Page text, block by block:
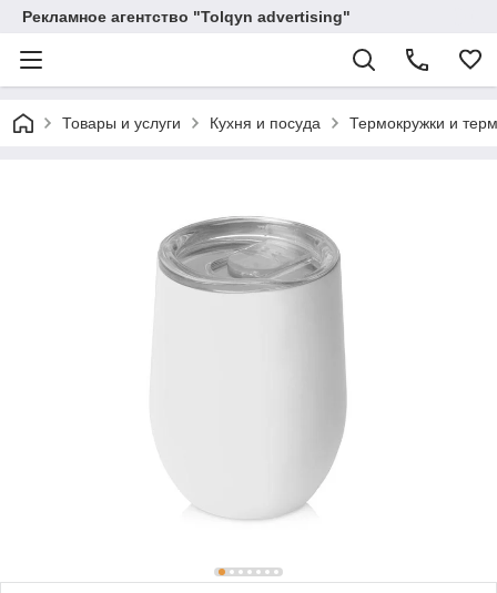
Рекламное агентство "Tolqyn advertising"
Товары и услуги Кухня и посуда Термокружки и